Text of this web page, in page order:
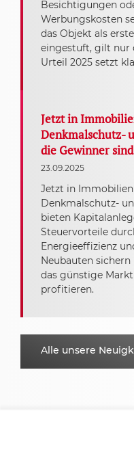
Besichtigungen
Werbungskosten
das Objekt als
eingestuft, gilt nur
Urteil 2025 setzt
Jetzt in
Denkmalschutz-
die Gewinner sind
23.09.2025
Jetzt in
Denkmalschutz-
bieten
Steuervorteile
Energieeffizienz
Neubauten
das günstige
profitieren.
Alle unsere